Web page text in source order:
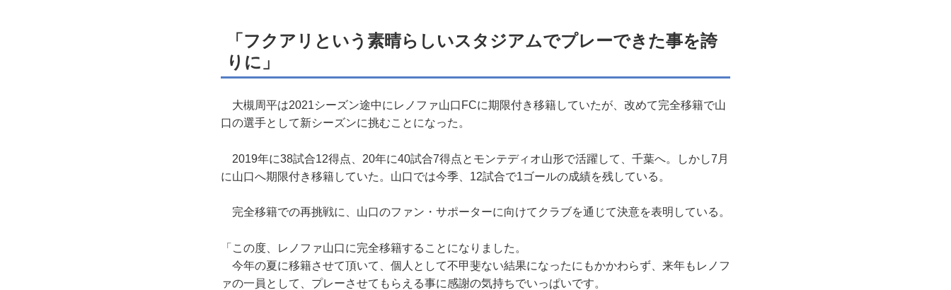
「フクアリという素晴らしいスタジアムでプレーできた事を誇
りに」
大槻周平は2021シーズン途中にレノファ山口FCに期限付き移籍していたが、改めて完全移籍で山
口の選手として新シーズンに挑むことになった。
2019年に38試合12得点、20年に40試合7得点とモンテディオ山形で活躍して、千葉へ。しかし7月
に山口へ期限付き移籍していた。山口では今季、12試合で1ゴールの成績を残している。
完全移籍での再挑戦に、山口のファン・サポーターに向けてクラブを通じて決意を表明している。
「この度、レノファ山口に完全移籍することになりました。
今年の夏に移籍させて頂いて、個人として不甲斐ない結果になったにもかかわらず、来年もレノフ
ァの一員として、プレーさせてもらえる事に感謝の気持ちでいっぱいです。